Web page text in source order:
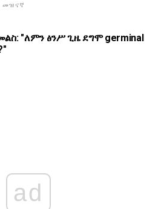
መዝናኛ
"ለምን ፅንሥ ጊዜ ደግሞ germinal
ad